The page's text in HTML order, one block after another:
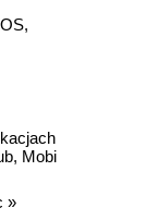
Mobi
»